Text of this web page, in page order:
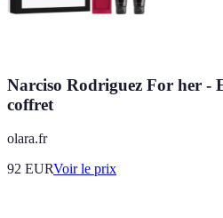
Narciso Rodriguez For her -
coffret
olara.fr
92 EURVoir le prix